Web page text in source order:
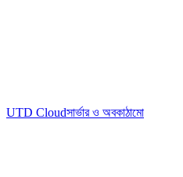
UTD Cloudসার্ভার ও অবকাঠামো